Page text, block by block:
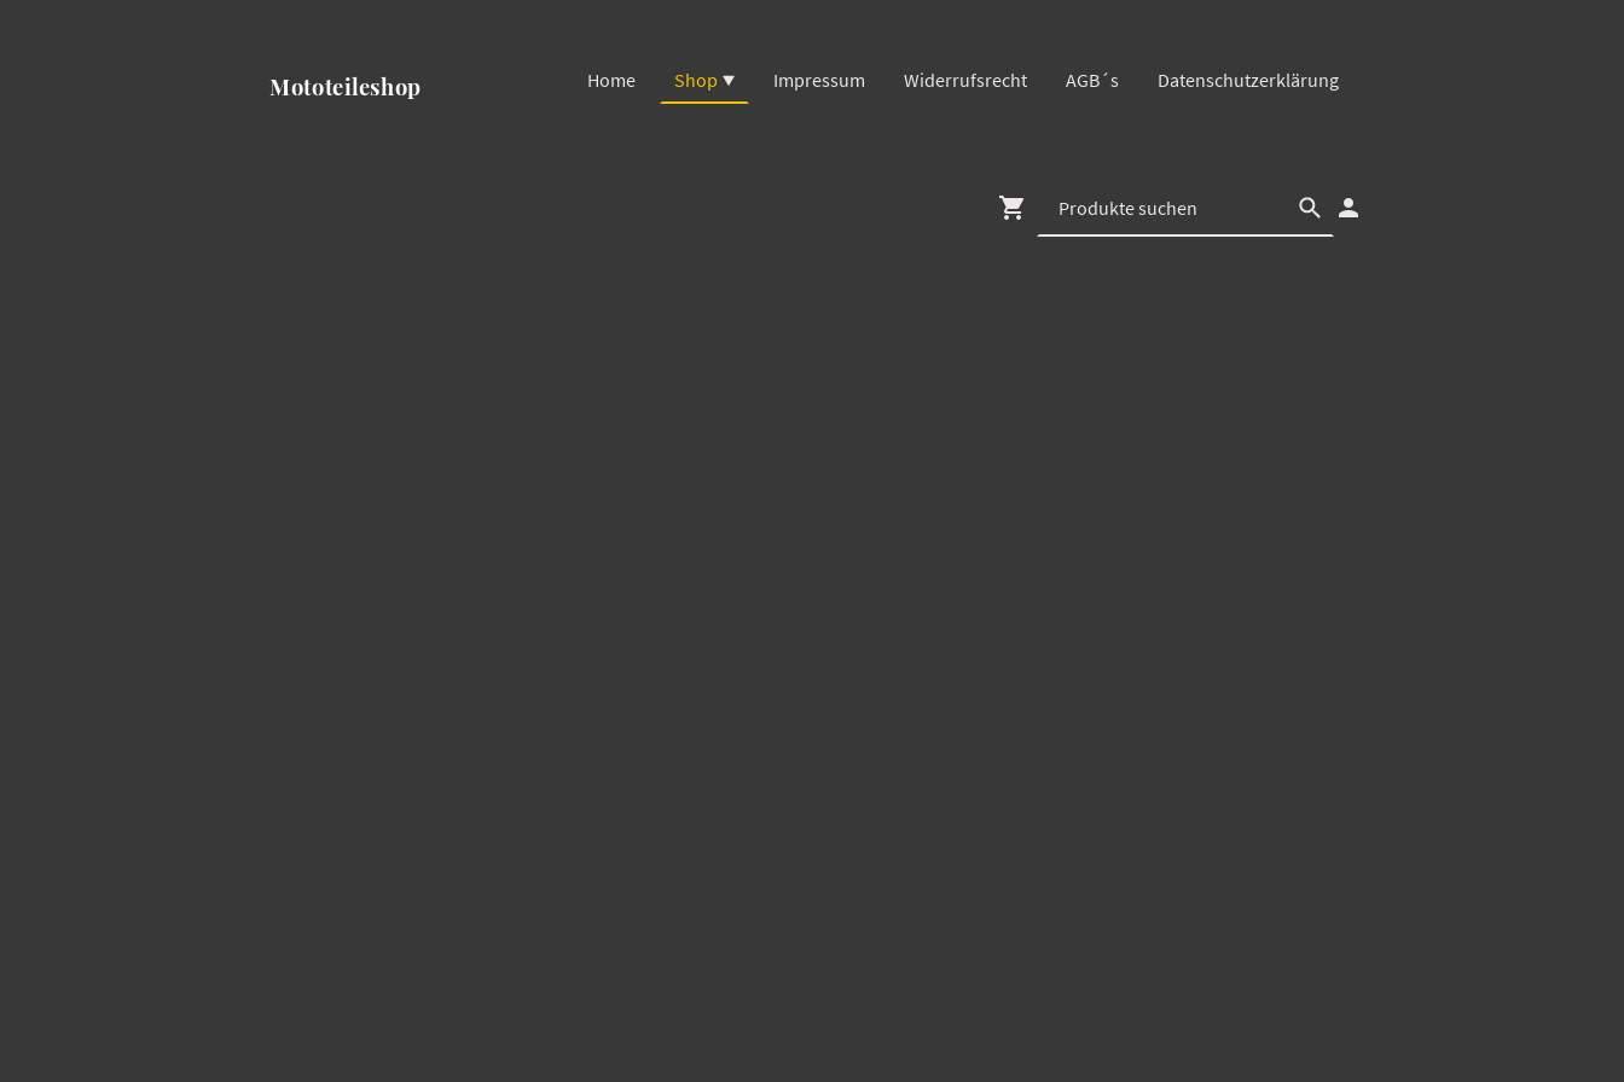
Mototeileshop Home Shop Impressum Widerrufsrecht AGB´s Datenschutzerklärung